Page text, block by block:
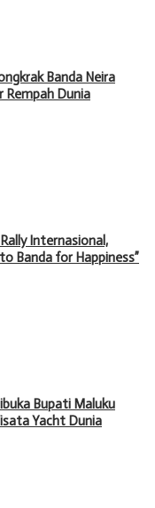
Banda Neira
Rempah Dunia
Internasional,
Banda for Happiness”
Bupati Maluku
Yacht Dunia